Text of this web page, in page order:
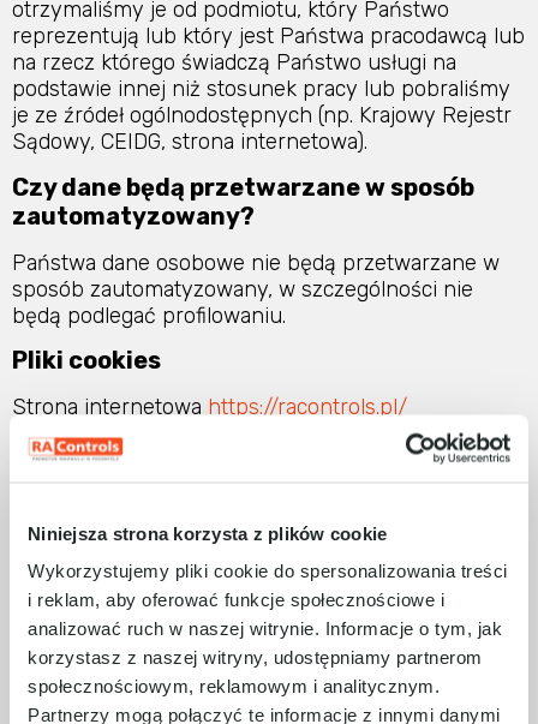
Niniejsza strona korzysta z plików cookie
Wykorzystujemy pliki cookie do spersonalizowania treści
i reklam, aby oferować funkcje społecznościowe i
analizować ruch w naszej witrynie. Informacje o tym, jak
korzystasz z naszej witryny, udostępniamy partnerom
społecznościowym, reklamowym i analitycznym.
Partnerzy mogą połączyć te informacje z innymi danymi
otrzymaliśmy je od podmiotu, który Państwo
reprezentują lub który jest Państwa pracodawcą lub
na rzecz którego świadczą Państwo usługi na
podstawie innej niż stosunek pracy lub pobraliśmy
je ze źródeł ogólnodostępnych (np. Krajowy Rejestr
Sądowy, CEIDG, strona internetowa).
Czy dane będą przetwarzane w sposób
zautomatyzowany?
Państwa dane osobowe nie będą przetwarzane w
sposób zautomatyzowany, w szczególności nie
będą podlegać profilowaniu.
Pliki cookies
Strona internetowa https://racontrols.pl/
wykorzystuje pliki typu cookies w celu gromadzenia
informacji związanych z korzystaniem z serwisu.
przechowywane na urządzeniach za
pośrednictwem których korzystają Państwo ze
stron internetowych serwisu i które umożliwiają:
dostosowanie i optymalizację serwisu do
Państwa potrzeb,
tworzenie statystyk oglądalności podstron
serwisu,